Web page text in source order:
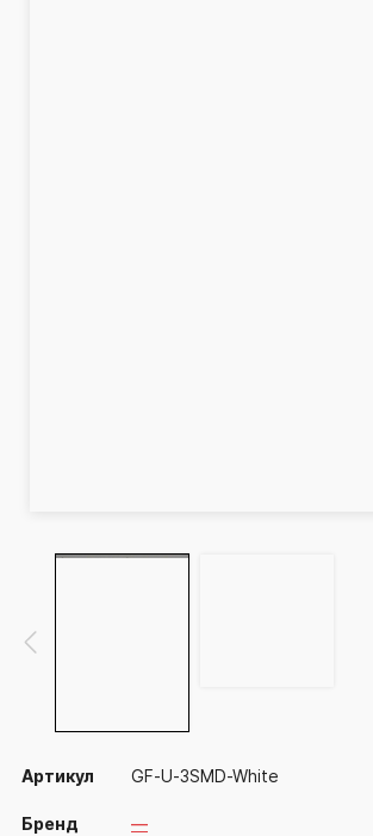
Артикул GF-U-3SMD-White
Бренд —